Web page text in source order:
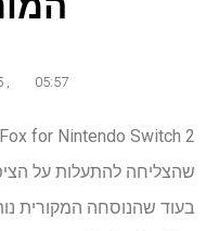
05:57 25 יוני 2026
שהצליחה להתעלות על
בעוד שהנוסחה המקורית